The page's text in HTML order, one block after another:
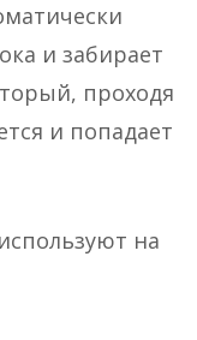
и забирает
проходя
и попадает
на